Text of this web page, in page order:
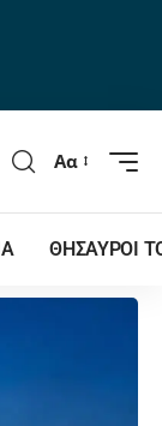
Αα
ΘΗΣΑΥΡΟΙ